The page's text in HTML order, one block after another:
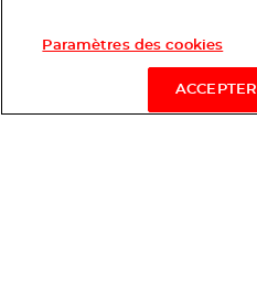
Paramètres des cookies
ACCEPTER